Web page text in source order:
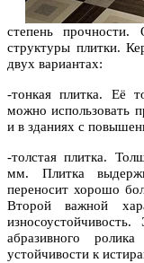
степень
структуры плитки.
двух вариантах:
-тонкая плитка. Её
можно использовать
и в зданиях с
-толстая плитка.
мм. Плитка
переносит хорошо
Второй важной
абразивного
устойчивости к